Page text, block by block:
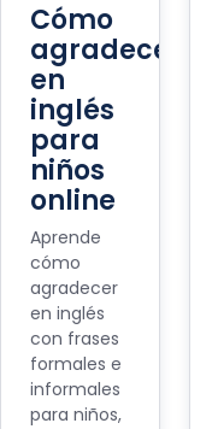
Cómo
agradecer
en
inglés
para
niños
online
Aprende
cómo
agradecer
en inglés
con frases
formales e
informales
para niños,